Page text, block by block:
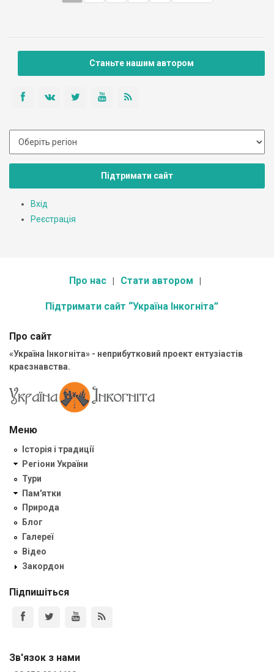
Станьте нашим автором
Підтримати сайт
Вхід
Реєстрація
Про нас Стати автором
Підтримати сайт “Україна Інкогніта”
Про сайт
«Україна Інкогніта» - неприбутковий проект ентузіастів
краєзнавства.
Меню
Історія і традиції
Регіони України
Тури
Пам'ятки
Природа
Блог
Галереї
Відео
Закордон
Підпишіться
Зв'язок з нами